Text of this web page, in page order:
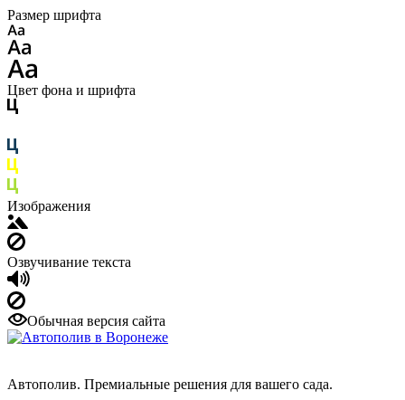
Размер шрифта
Цвет фона и шрифта
Изображения
Озвучивание текста
Обычная версия сайта
Автополив. Премиальные решения для вашего сада.